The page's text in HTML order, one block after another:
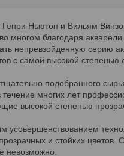
Ньютон и Вильям
многом благодаря
непревзойденную серию
с самой высокой степенью
подобранного
многих лет
высокой степенью
и стойких цветов.
невозможно.